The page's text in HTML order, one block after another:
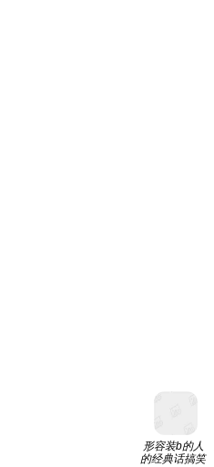
形容装b的人
的经典话搞笑